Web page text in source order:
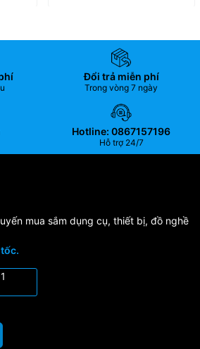
Đổi trả miễn phí
Trong vòng 7 ngày
Hotline: 0867157196
Hỗ trợ 24/7
mua sắm dụng cụ, thiết bị, đồ nghề